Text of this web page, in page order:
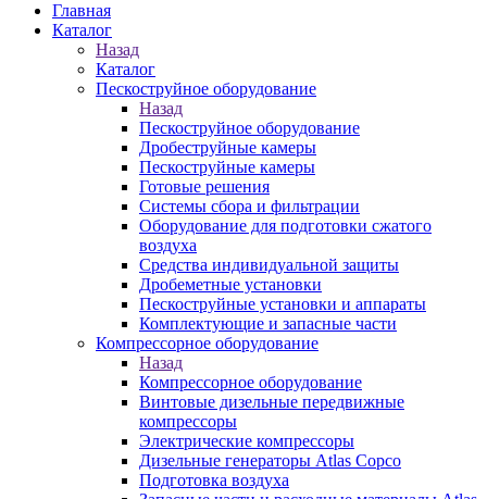
Главная
Каталог
Назад
Каталог
Пескоструйное оборудование
Назад
Пескоструйное оборудование
Дробеструйные камеры
Пескоструйные камеры
Готовые решения
Системы сбора и фильтрации
Оборудование для подготовки сжатого
воздуха
Средства индивидуальной защиты
Дробеметные установки
Пескоструйные установки и аппараты
Комплектующие и запасные части
Компрессорное оборудование
Назад
Компрессорное оборудование
Винтовые дизельные передвижные
компрессоры
Электрические компрессоры
Дизельные генераторы Atlas Copco
Подготовка воздуха